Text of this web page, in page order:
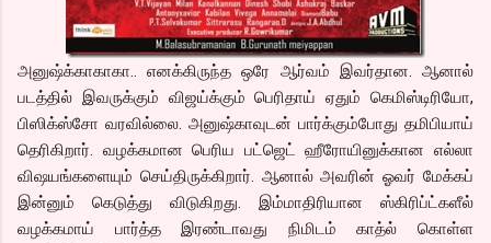
அனுஷ்க்காகாகா.. எனக்கிருந்த ஒரே ஆர்வம் இவர்தான. ஆனால்
படத்தில் இவருக்கும் விஜய்க்கும் பெரிதாய் ஏதும் கெமிஸ்டிரியோ,
பிஸிக்ஸ்சோ வரவில்லை. அனுஷ்காவுடன் பார்க்கும்போது தமிபியாய்
தெரிகிறார். வழக்கமான பெரிய பட்ஜெட் ஹீரோயினுக்கான எல்லா
விஷயங்களையும் செய்திருக்கிறார். ஆனால் அவரின் ஓவர் மேக்கப்
இன்னும் கெடுத்து விடுகிறது. இம்மாதிரியான ஸ்கிரிப்ட்களீல்
வழக்கமாய் பார்த்த இரண்டாவது நிமிடம் காத்ல் கொள்ள